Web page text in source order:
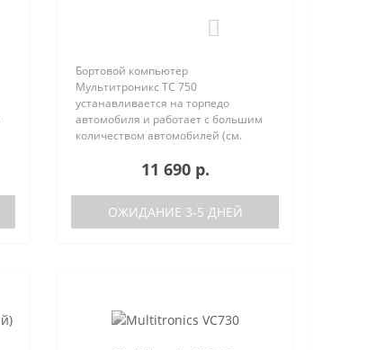
Бортовой компьютер
Мультитроникс TC 750
устанавливается на торпедо
автомобиля и работает с большим
количеством автомобилей (см.
Отличия TC 740 от модели TC 750:
отсутствие голосового синтезатора
(модель TC 740 ..
11 690 р.
ОЖИДАНИЕ 3-5 ДНЕЙ